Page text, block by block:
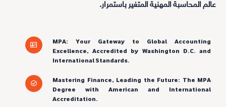
عالم المحاسبة المهنية المتغير باستمرار.
MPA: Your Gateway to Global Accounting
Excellence, Accredited by Washington D.C. and
International Standards.
Mastering Finance, Leading the Future: The MPA
Degree with American and International
Accreditation.